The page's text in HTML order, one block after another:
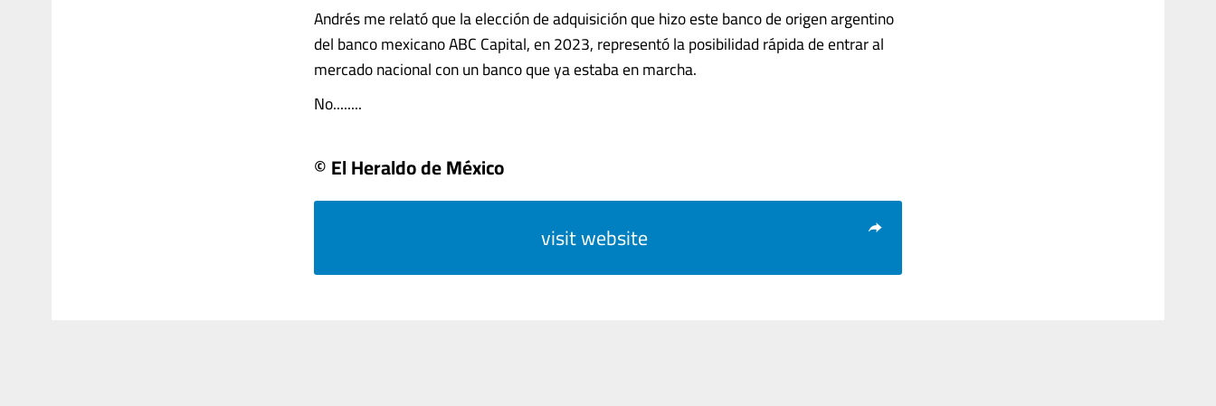
Andrés me relató que la elección de adquisición que hizo este banco de origen argentino
del banco mexicano ABC Capital, en 2023, representó la posibilidad rápida de entrar al
mercado nacional con un banco que ya estaba en marcha.
No........
© El Heraldo de México
visit website